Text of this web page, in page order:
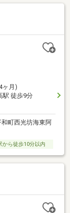
ヶ月)
駅 徒歩9分
町西光坊海東阿
から徒歩10分以内